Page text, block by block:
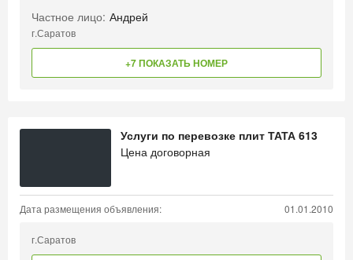
Частное лицо: Андрей
г.Саратов
+7 ПОКАЗАТЬ НОМЕР
Услуги по перевозке плит ТАТА 613
Цена договорная
Дата размещения объявления: 01.01.2010
г.Саратов